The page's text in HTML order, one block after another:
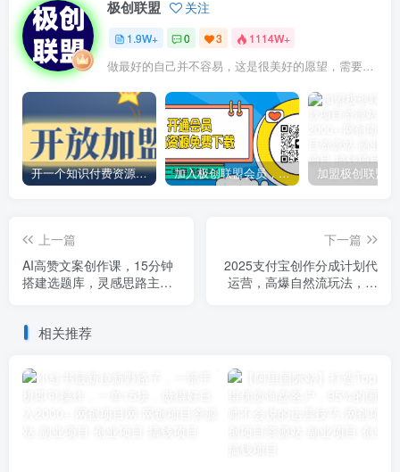
极创联盟 关注
1.9W+ 0 3 1114W+
做最好的自己并不容易，这是很美好的愿望，需要耐心、坚持和毅力
开一个知识付费资源网站，小白也能日入1000+ 加入极创联盟会员，全站资源免费学习。
上一篇
AI高赞文案创作课，15分钟
搭建选题库，灵感思路主题
下一篇
2025支付宝创作分成计划代
运营，高爆自然流玩法，纯
相关推荐